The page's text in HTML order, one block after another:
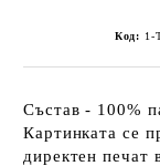
Код: 1-
Състав - 100%
Картинката се
директен печат